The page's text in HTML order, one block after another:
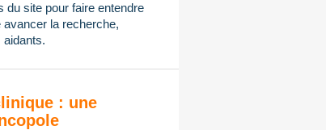
du site pour faire entendre
la recherche,
aidants.
: une